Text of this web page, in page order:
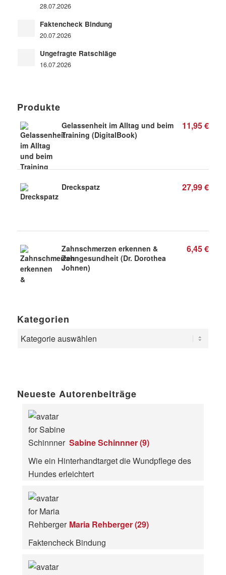
28.07.2026
Faktencheck Bindung
20.07.2026
Ungefragte Ratschläge
16.07.2026
Produkte
Gelassenheit im Alltag und beim
Training (DigitalBook)
11,95€
Dreckspatz 27,99€
Zahnschmerzen erkennen &
Zahngesundheit (Dr. Dorothea
Johnen)
6,45€
Kategorien
Neueste Autorenbeiträge
Sabine Schinnner(9)
Wie ein Hinterhandtarget die Wundpflege des
Hundes erleichtert
Maria Rehberger(29)
Faktencheck Bindung